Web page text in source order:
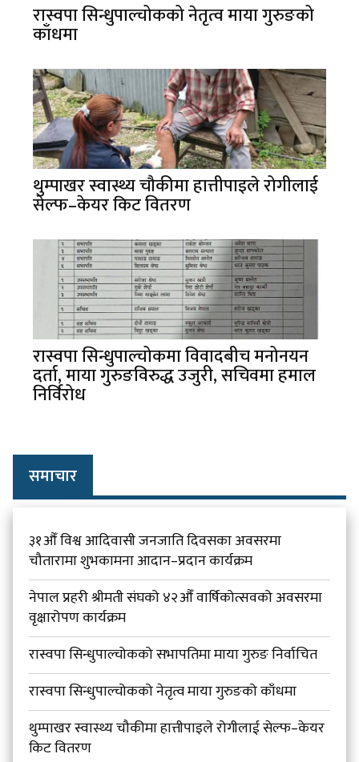
रास्वपा सिन्धुपाल्चोकको नेतृत्व माया गुरुङको
काँधमा
थुम्पाखर स्वास्थ्य चौकीमा हात्तीपाइले रोगीलाई
सेल्फ–केयर किट वितरण
रास्वपा सिन्धुपाल्चोकमा विवादबीच मनोनयन
दर्ता, माया गुरुङविरुद्ध उजुरी, सचिवमा हमाल
निर्विरोध
समाचार
३१औँ विश्व आदिवासी जनजाति दिवसका अवसरमा
चौतारामा शुभकामना आदान–प्रदान कार्यक्रम
नेपाल प्रहरी श्रीमती संघको ४२औँ वार्षिकोत्सवको अवसरमा
वृक्षारोपण कार्यक्रम
रास्वपा सिन्धुपाल्चोकको सभापतिमा माया गुरुङ निर्वाचित
रास्वपा सिन्धुपाल्चोकको नेतृत्व माया गुरुङको काँधमा
थुम्पाखर स्वास्थ्य चौकीमा हात्तीपाइले रोगीलाई सेल्फ–केयर
किट वितरण